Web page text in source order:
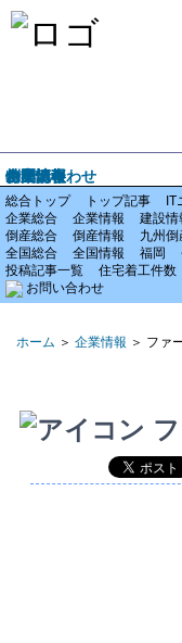
ホーム
企業情報
倒産情報
全国情報
特集記事
お問い合わせ
総合トップ トップ記事 IT
企業総合
企業情報 建設情
倒産総合
倒産情報 九州倒
全国総合
全国情報 福岡
投稿記事一覧
住宅着工件数
お問い合わせ
ホーム ＞ 企業情報 ＞ ファ